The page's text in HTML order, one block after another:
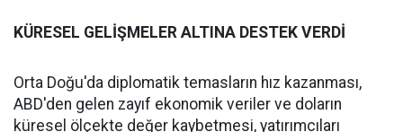
KÜRESEL GELİŞMELER ALTINA DESTEK VERDİ
Orta Doğu'da diplomatik temasların hız kazanması,
ABD'den gelen zayıf ekonomik veriler ve doların
küresel ölçekte değer kaybetmesi, yatırımcıları